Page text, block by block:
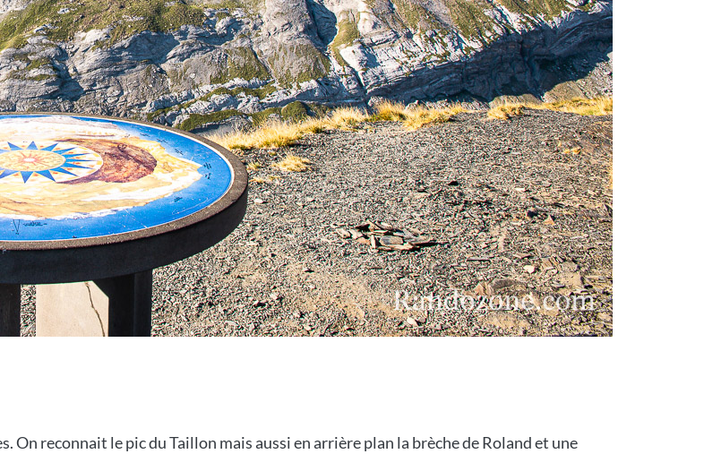
On reconnait le pic du Taillon mais aussi en arrière plan la brèche de Roland et une